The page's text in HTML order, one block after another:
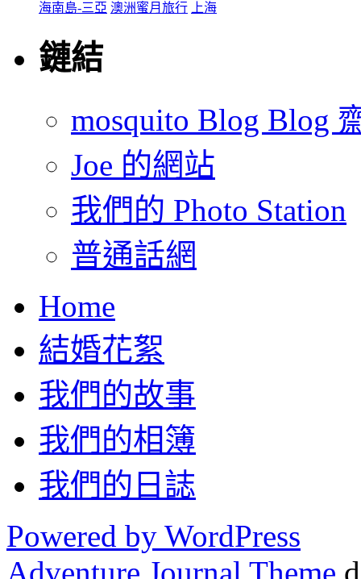
海南島-三亞 澳洲蜜月旅行 上海
鏈結
mosquito Blog Blog
Joe 的網站
我們的 Photo Station
普通話網
Home
結婚花絮
我們的故事
我們的相簿
我們的日誌
Powered by WordPress
Adventure Journal Theme